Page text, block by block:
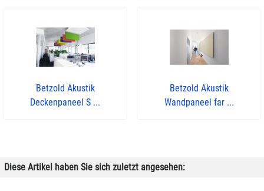
Betzold Akustik
Deckenpaneel S ...
Betzold Akustik
Wandpaneel far ...
Diese Artikel haben Sie sich zuletzt angesehen: